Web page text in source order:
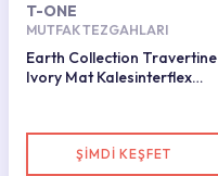
T-ONE
MUTFAK TEZGAHLARI
Earth Collection Travertine
Ivory Mat Kalesinterflex
ŞİMDİ KEŞFET